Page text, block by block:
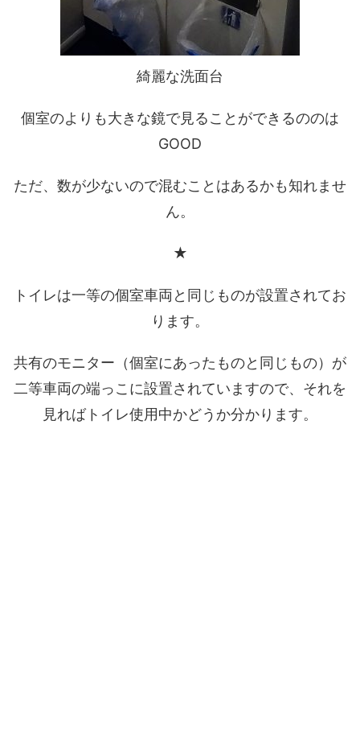
綺麗な洗面台
個室のよりも大きな鏡で見ることができるののは
GOOD
ただ、数が少ないので混むことはあるかも知れませ
ん。
★
トイレは一等の個室車両と同じものが設置されてお
ります。
共有のモニター（個室にあったものと同じもの）が
二等車両の端っこに設置されていますので、それを
見ればトイレ使用中かどうか分かります。